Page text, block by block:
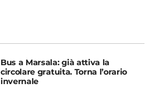
Bus a Marsala: già attiva la
circolare gratuita. Torna l’orario
invernale